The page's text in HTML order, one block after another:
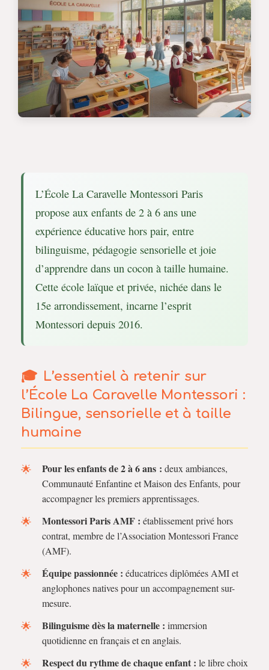
L’École La Caravelle Montessori Paris
propose aux enfants de 2 à 6 ans une
expérience éducative hors pair, entre
bilinguisme, pédagogie sensorielle et joie
d’apprendre dans un cocon à taille humaine.
Cette école laïque et privée, nichée dans le
15e arrondissement, incarne l’esprit
Montessori depuis 2016.
L’essentiel à retenir sur
l’École La Caravelle Montessori :
Bilingue, sensorielle et à taille
humaine
Pour les enfants de 2 à 6 ans : deux ambiances,
Communauté Enfantine et Maison des Enfants, pour
accompagner les premiers apprentissages.
Montessori Paris AMF : établissement privé hors
contrat, membre de l’Association Montessori France
(AMF).
Équipe passionnée : éducatrices diplômées AMI et
anglophones natives pour un accompagnement sur-
mesure.
Bilinguisme dès la maternelle : immersion
quotidienne en français et en anglais.
Respect du rythme de chaque enfant : le libre choix